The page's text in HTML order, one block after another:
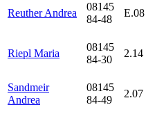
Reuther Andrea
08145
84-48
E.08
Riepl Maria
08145
84-30
2.14
Sandmeir
Andrea
08145
84-49
2.07